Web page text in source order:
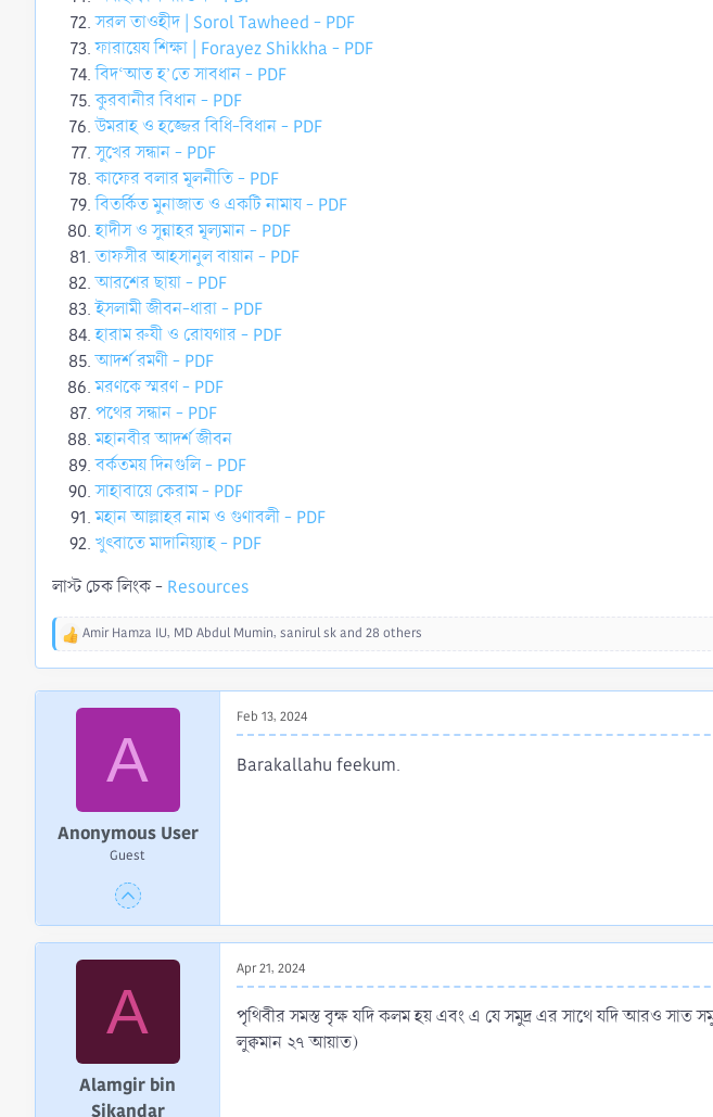
সরল তাওহীদ | Sorol Tawheed - PDF
ফারায়েয শিক্ষা | Forayez Shikkha - PDF
বিদ‘আত হ’তে সাবধান - PDF
কুরবানীর বিধান - PDF
উমরাহ ও হজ্জের বিধি-বিধান - PDF
সুখের সন্ধান - PDF
কাফের বলার মূলনীতি - PDF
বিতর্কিত মুনাজাত ও একটি নামায - PDF
হাদীস ও সুন্নাহর মূল্যমান - PDF
তাফসীর আহসানুল বায়ান - PDF
আরশের ছায়া - PDF
ইসলামী জীবন-ধারা - PDF
হারাম রুযী ও রোযগার - PDF
আদর্শ রমণী - PDF
মরণকে স্মরণ - PDF
পথের সন্ধান - PDF
মহানবীর আদর্শ জীবন
বর্কতময় দিনগুলি - PDF
সাহাবায়ে কেরাম - PDF
মহান আল্লাহর নাম ও গুণাবলী - PDF
খুৎবাতে মাদানিয়্যাহ - PDF
লাস্ট চেক লিংক - Resources
R
Amir Hamza IU, MD Abdul Mumin, sanirul skand 28 others
A
Anonymous User
Guest
Feb 13, 2024
Barakallahu feekum.
A
Alamgir bin
Sikandar
Apr 21, 2024
পৃথিবীর সমস্ত বৃক্ষ যদি কলম হয় এবং এ যে সমুদ্র এর সাথে যদি আরও সাত
লুক্বমান ২৭ আয়াত)